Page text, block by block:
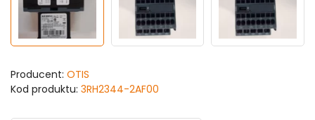
Producent: OTIS
Kod produktu: 3RH2344-2AF00